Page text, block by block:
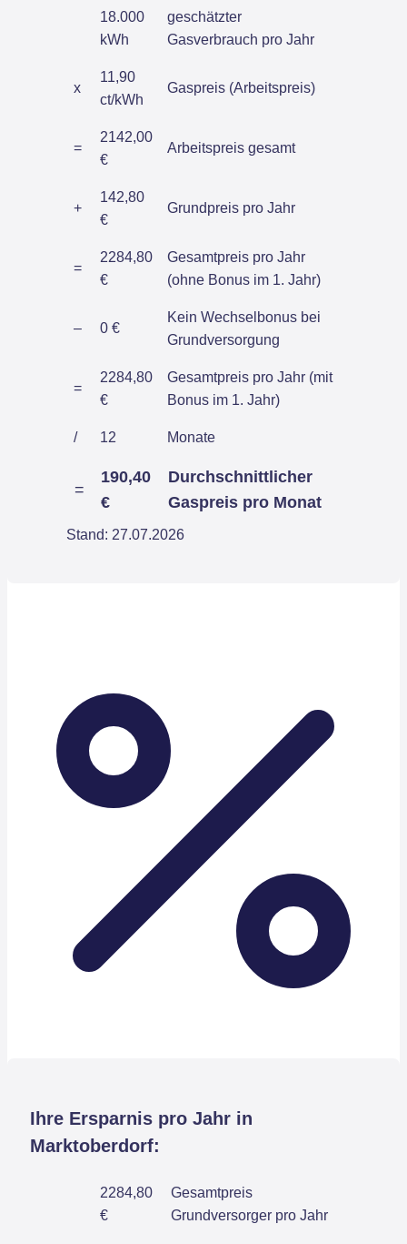
18.000
kWh
geschätzter
Gasverbrauch pro Jahr
x
11,90
ct/kWh
Gaspreis (Arbeitspreis)
=
2142,00
€
Arbeitspreis gesamt
+
142,80
€
Grundpreis pro Jahr
=
2284,80
€
Gesamtpreis pro Jahr
(ohne Bonus im 1. Jahr)
– 0 €
Kein Wechselbonus bei
Grundversorgung
=
2284,80
€
Gesamtpreis pro Jahr (mit
Bonus im 1. Jahr)
/ 12 Monate
=
190,40
€
Durchschnittlicher
Gaspreis pro Monat
Stand: 27.07.2026
Ihre Ersparnis pro Jahr in
Marktoberdorf:
2284,80
€
Gesamtpreis
Grundversorger pro Jahr